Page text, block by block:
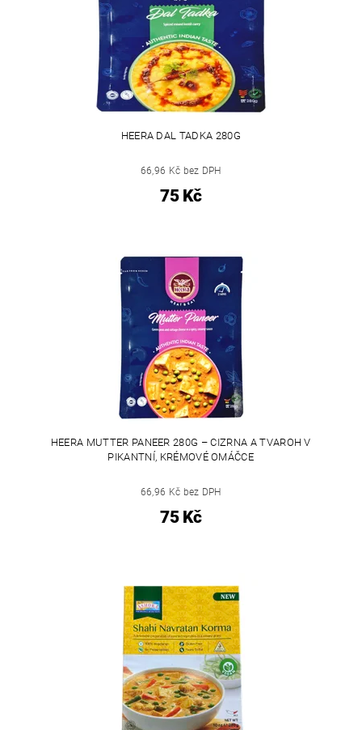
HEERA DAL TADKA 280G
66,96 Kč bez DPH
75 Kč
HEERA MUTTER PANEER 280G – CIZRNA A TVAROH V
PIKANTNÍ, KRÉMOVÉ OMÁČCE
66,96 Kč bez DPH
75 Kč